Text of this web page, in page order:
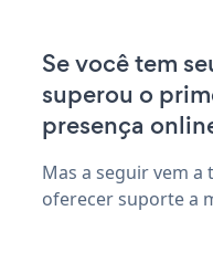
Se você tem
superou o
presença
Mas a seguir vem
oferecer suporte a